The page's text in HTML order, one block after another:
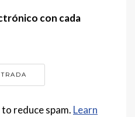
con cada
reduce spam. Learn